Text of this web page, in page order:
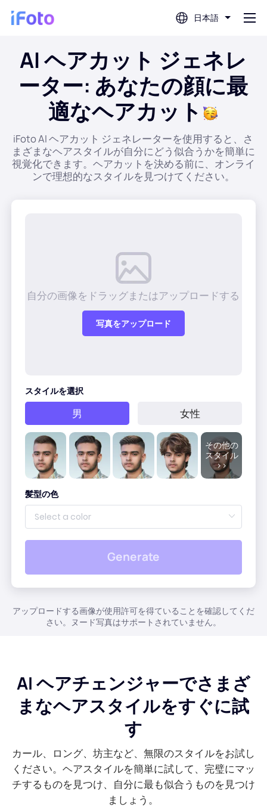
日本語
ログイン
AIフォトエディター
背景除去
写真エンハンサー
古い写真を復元する
無料画像圧縮ソフト
電子商取引ツール
AIファッションモデル
衣服の色の変更
画像の著作権
AI画像エクステンダー
Shopifyの画像オプティマイザー
画像ブライトナー
PDFツール
PDF 翻訳
PDFをオンラインで圧縮
PDFファイルをオンラインで結合
PDF を Word にオンラインで変換
PDF を PPT にオンラインで変換
JPGからPDFへのオンライン変換
PDFからJPGへ
WORDからJPGへ
すべてのツールを見る
AI ヘアカット ジェネレ
ーター: あなたの顔に最
適なヘアカット
iFoto AI ヘアカット ジェネレーターを使用すると、さ
まざまなヘアスタイルが自分にどう似合うかを簡単に
視覚化できます。ヘアカットを決める前に、オンライ
ンで理想的なスタイルを見つけてください。
自分の画像をドラッグまたはアップロードする
写真をアップロード
スタイルを選択
男 女性
その他の
スタイル
>>
髪型の色
Generate
アップロードする画像が使用許可を得ていることを確認してくだ
さい。ヌード写真はサポートされていません。
AI ヘアチェンジャーでさまざ
まなヘアスタイルをすぐに試
す
カール、ロング、坊主など、無限のスタイルをお試し
ください。ヘアスタイルを簡単に試して、完璧にマッ
チするものを見つけ、自分に最も似合うものを見つけ
ましょう。